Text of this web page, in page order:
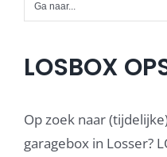
Ga naar...
LOSBOX
Op zoek naar
garagebox in Losser?